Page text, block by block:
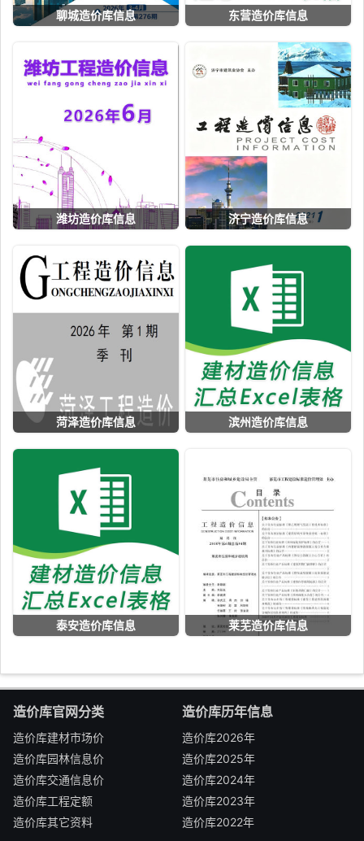
聊城造价库信息 东营造价库信息
潍坊造价库信息 济宁造价库信息
菏泽造价库信息 滨州造价库信息
泰安造价库信息 莱芜造价库信息
造价库官网分类
造价库建材市场价
造价库园林信息价
造价库交通信息价
造价库工程定额
造价库其它资料
造价库历年信息
造价库2026年
造价库2025年
造价库2024年
造价库2023年
造价库2022年